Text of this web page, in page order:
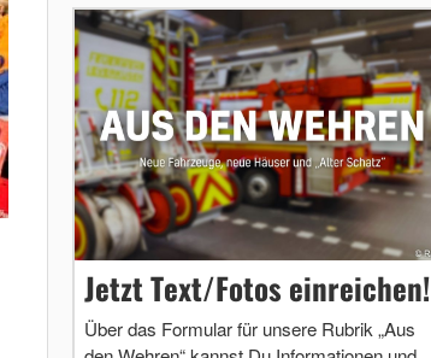
Jetzt Text/Fotos einreichen!
Über das Formular für unsere Rubrik „Aus